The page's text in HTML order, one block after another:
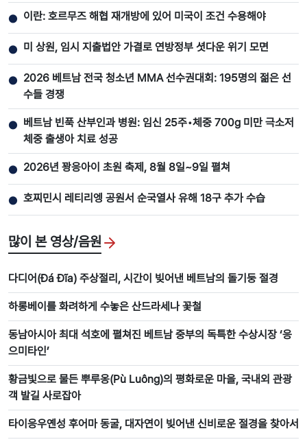
● 이란: 호르무즈 해협 재개방에 있어 미국이 조건 수용해야
● 미 상원, 임시 지출법안 가결로 연방정부 셧다운 위기 모면
● 2026 베트남 전국 청소년 MMA 선수권대회: 195명의 젊은 선
수들 경쟁
● 베트남 빈푹 산부인과 병원: 임신 25주•체중 700g 미만 극소저
체중 출생아 치료 성공
● 2026년 꽝응아이 초원 축제, 8월 8일~9일 펼쳐
● 호찌민시 레티리엥 공원서 순국열사 유해 18구 추가 수습
많이 본 영상/음원
다디어(Đá Đĩa) 주상절리, 시간이 빚어낸 베트남의 돌기둥 절경
하롱베이를 화려하게 수놓은 산드라세나 꽃철
동남아시아 최대 석호에 펼쳐진 베트남 중부의 독특한 수상시장 ‘응
으미타인’
황금빛으로 물든 뿌루옹(Pù Luông)의 평화로운 마을, 국내외 관광
객 발길 사로잡아
타이응우옌성 후어마 동굴, 대자연이 빚어낸 신비로운 절경을 찾아서